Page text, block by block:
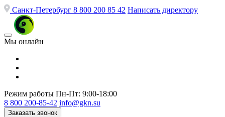
Санкт-Петербург 8 800 200 85 42 Написать директору
Мы онлайн
Режим работы Пн-Пт: 9:00-18:00
8 800 200-85-42 info@gkn.su
Заказать звонок